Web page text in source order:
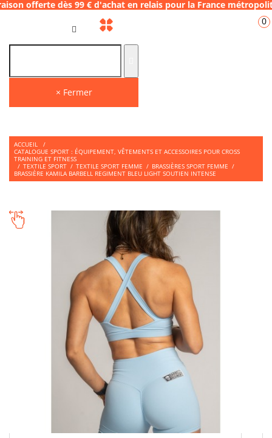
dès 99 € d'achat en relais pour la
× Fermer
0
ACCUEIL
/
CATALOGUE SPORT : ÉQUIPEMENT, VÊTEMENTS ET ACCESSOIRES POUR CROSS
TRAINING ET FITNESS
/ TEXTILE SPORT / TEXTILE SPORT FEMME / BRASSIÈRES SPORT FEMME /
BRASSIÈRE KAMILA BARBELL REGIMENT BLEU LIGHT SOUTIEN INTENSE